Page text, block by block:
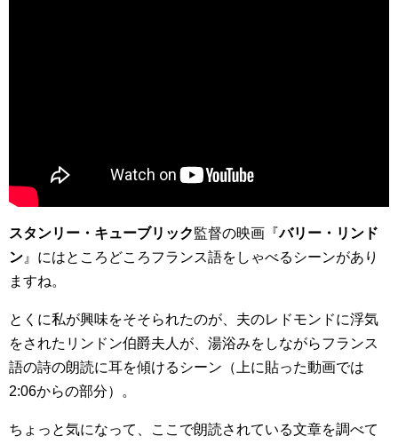
スタンリー・キューブリック監督の映画『バリー・リンド
ン 』にはところどころフランス語をしゃべるシーンがあり
ますね。
とくに私が興味をそそられたのが、夫のレドモンドに浮気
をされたリンドン伯爵夫人が、湯浴みをしながらフランス
語の詩の朗読に耳を傾けるシーン（上に貼った動画では
2:06からの部分）。
ちょっと気になって、ここで朗読されている文章を調べて